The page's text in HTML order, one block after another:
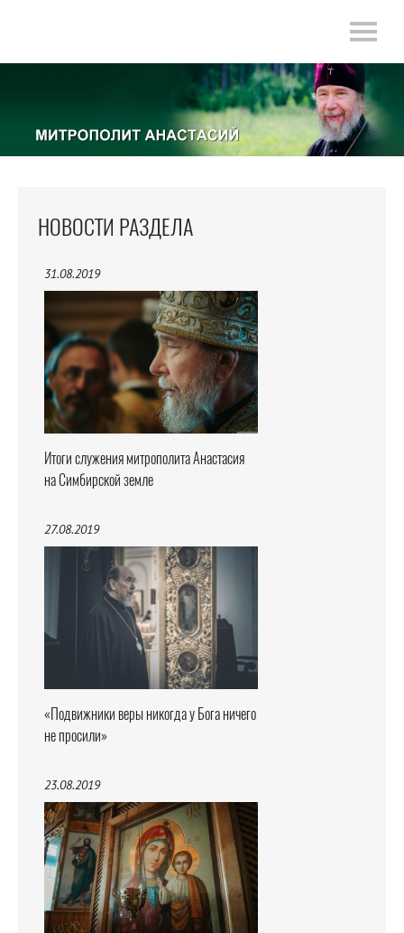
НОВОСТИ РАЗДЕЛА
31.08.2019
Итоги служения митрополита Анастасия
на Симбирской земле
27.08.2019
«Подвижники веры никогда у Бога ничего
не просили»
23.08.2019